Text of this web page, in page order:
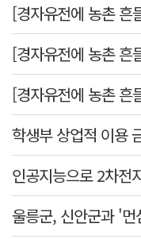
[경자유전에 농촌 흔